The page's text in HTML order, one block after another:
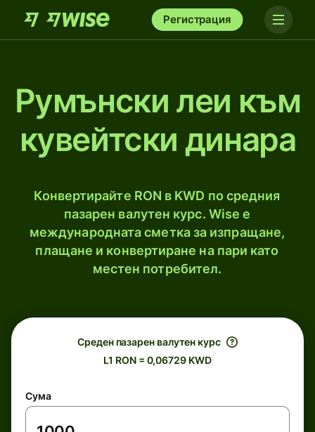
Регистрация
Румънски леи към
кувейтски динара
Конвертирайте RON в KWD по средния
пазарен валутен курс. Wise е
международната сметка за изпращане,
плащане и конвертиране на пари като
местен потребител.
Среден пазарен валутен курс
L1 RON = 0,06729 KWD
Сума